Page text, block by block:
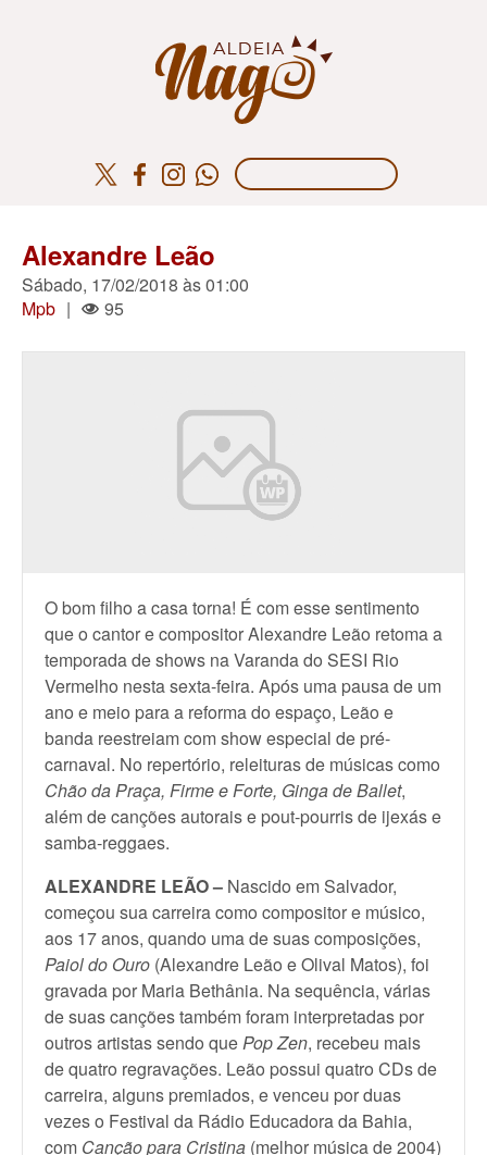
Alexandre Leão
Sábado, 17/02/2018 às 01:00
Mpb | 95
O bom filho a casa torna! É com esse sentimento
que o cantor e compositor Alexandre Leão retoma a
temporada de shows na Varanda do SESI Rio
Vermelho nesta sexta-feira. Após uma pausa de um
ano e meio para a reforma do espaço, Leão e
banda reestreiam com show especial de pré-
carnaval. No repertório, releituras de músicas como
Chão da Praça, Firme e Forte, Ginga de Ballet,
além de canções autorais e pout-pourris de ijexás e
samba-reggaes.
ALEXANDRE LEÃO – Nascido em Salvador,
começou sua carreira como compositor e músico,
aos 17 anos, quando uma de suas composições,
Paiol do Ouro (Alexandre Leão e Olival Matos), foi
gravada por Maria Bethânia. Na sequência, várias
de suas canções também foram interpretadas por
outros artistas sendo quePop Zen, recebeu mais
de quatro regravações. Leão possui quatro CDs de
carreira, alguns premiados, e venceu por duas
vezes o Festival da Rádio Educadora da Bahia,
com Canção para Cristina (melhor música de 2004)